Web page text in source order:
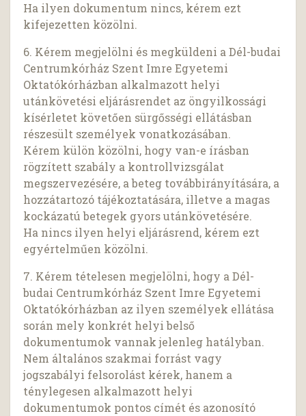
Ha ilyen dokumentum nincs, kérem ezt
kifejezetten közölni.
6. Kérem megjelölni és megküldeni a Dél-budai
Centrumkórház Szent Imre Egyetemi
Oktatókórházban alkalmazott helyi
utánkövetési eljárásrendet az öngyilkossági
kísérletet követően sürgősségi ellátásban
részesült személyek vonatkozásában.
Kérem külön közölni, hogy van-e írásban
rögzített szabály a kontrollvizsgálat
megszervezésére, a beteg továbbirányítására, a
hozzátartozó tájékoztatására, illetve a magas
kockázatú betegek gyors utánkövetésére.
Ha nincs ilyen helyi eljárásrend, kérem ezt
egyértelműen közölni.
7. Kérem tételesen megjelölni, hogy a Dél-
budai Centrumkórház Szent Imre Egyetemi
Oktatókórházban az ilyen személyek ellátása
során mely konkrét helyi belső
dokumentumok vannak jelenleg hatályban.
Nem általános szakmai forrást vagy
jogszabályi felsorolást kérek, hanem a
ténylegesen alkalmazott helyi
dokumentumok pontos címét és azonosító